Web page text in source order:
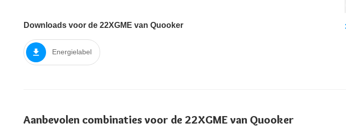
Downloads voor de 22XGME van Quooker
Energielabel
Aanbevolen combinaties voor de 22XGME van Quooker